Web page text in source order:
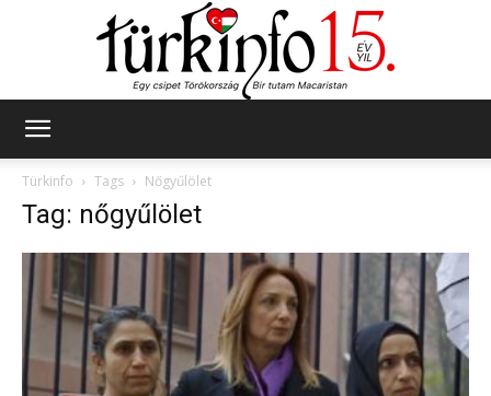
Türkinfo
Tags Nőgyűlölet
Tag: nőgyűlölet